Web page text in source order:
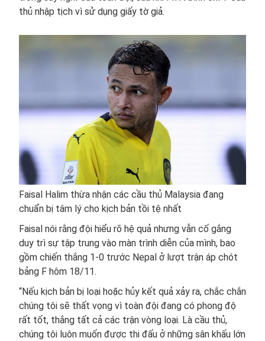
thủ nhập tịch vì sử dụng giấy tờ giả.
Faisal Halim thừa nhận các cầu thủ Malaysia đang
chuẩn bị tâm lý cho kịch bản tồi tệ nhất
Faisal nói rằng đội hiểu rõ hệ quả nhưng vẫn cố gắng
duy trì sự tập trung vào màn trình diễn của mình, bao
gồm chiến thắng 1-0 trước Nepal ở lượt trận áp chót
bảng F hôm 18/11.
“Nếu kịch bản bị loại hoặc hủy kết quả xảy ra, chắc chắn
chúng tôi sẽ thất vọng vì toàn đội đang có phong độ
rất tốt, thắng tất cả các trận vòng loại. Là cầu thủ,
chúng tôi luôn muốn được thi đấu ở những sân khấu lớn